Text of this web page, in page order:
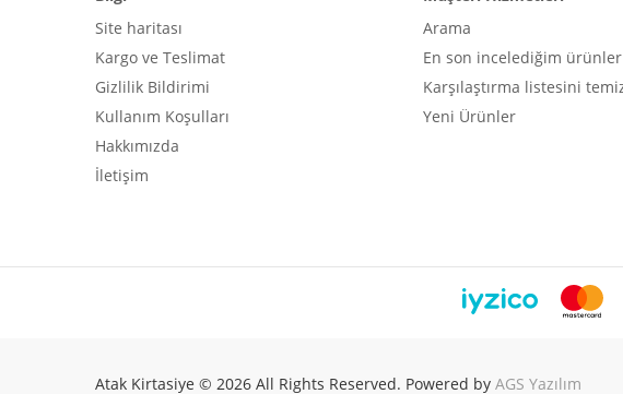
Site haritası
Kargo ve Teslimat
Gizlilik Bildirimi
Kullanım Koşulları
Hakkımızda
İletişim
Arama
En son incelediğim ürünler
Karşılaştırma listesini
Yeni Ürünler
Atak Kirtasiye © 2026 All Rights Reserved. Powered by AGS Yazılım